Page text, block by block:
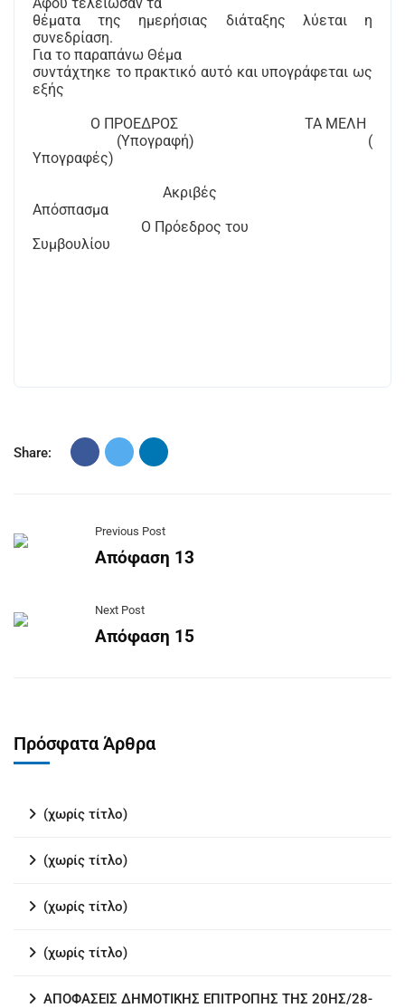
θέματα της ημερήσιας διάταξης λύεται η
συνεδρίαση.
Για το παραπάνω Θέμα
συντάχτηκε το πρακτικό αυτό και υπογράφεται ως
εξής
Ο ΠΡΟΕΔΡΟΣ
ΤΑ ΜΕΛΗ
(Υπογραφή)
(
Υπογραφές)
Ακριβές
Απόσπασμα
Ο Πρόεδρος του
Συμβουλίου
Share:
Previous Post
Απόφαση 13
Next Post
Απόφαση 15
Πρόσφατα Άρθρα
(χωρίς τίτλο)
(χωρίς τίτλο)
(χωρίς τίτλο)
(χωρίς τίτλο)
ΑΠΟΦΑΣΕΙΣ ΔΗΜΟΤΙΚΗΣ ΕΠΙΤΡΟΠΗΣ ΤΗΣ 20ΗΣ/28-